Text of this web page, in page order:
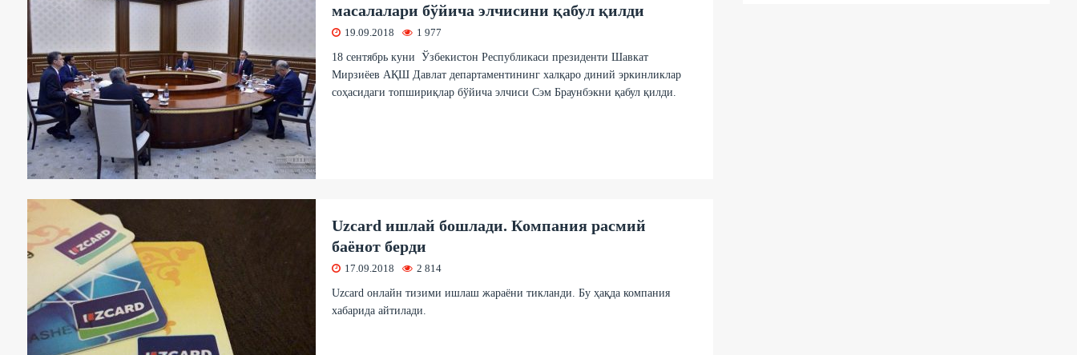
масалалари бўйича элчисини қабул қилди
19.09.2018 1 977
18 сентябрь куни Ўзбекистон Республикаси президенти Шавкат
Мирзиёев АҚШ Давлат департаментининг халқаро диний эркинликлар
соҳасидаги топшириқлар бўйича элчиси Сэм Браунбэкни қабул қилди.
Uzcard ишлай бошлади. Компания расмий
баёнот берди
17.09.2018 2 814
Uzcard онлайн тизими ишлаш жараёни тикланди. Бу ҳақда компания
хабарида айтилади.